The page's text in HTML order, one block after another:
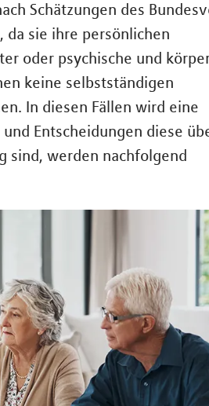
Schätzungen des
sie ihre persönlichen
oder psychische und
keine selbstständigen
In diesen Fällen wird eine
Entscheidungen diese
sind, werden nachfolgend